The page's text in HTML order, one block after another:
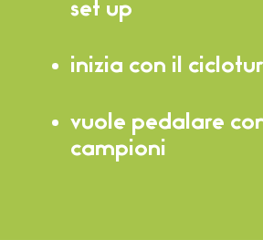
set up
inizia con il
vuole pedalare
campioni